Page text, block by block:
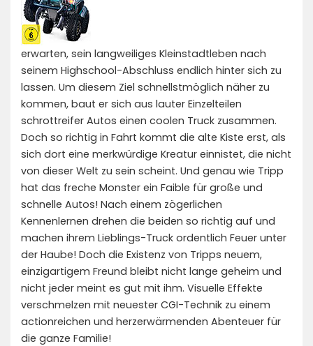
erwarten, sein langweiliges Kleinstadtleben nach
seinem Highschool-Abschluss endlich hinter sich zu
lassen. Um diesem Ziel schnellstmöglich näher zu
kommen, baut er sich aus lauter Einzelteilen
schrottreifer Autos einen coolen Truck zusammen.
Doch so richtig in Fahrt kommt die alte Kiste erst, als
sich dort eine merkwürdige Kreatur einnistet, die nicht
von dieser Welt zu sein scheint. Und genau wie Tripp
hat das freche Monster ein Faible für große und
schnelle Autos! Nach einem zögerlichen
Kennenlernen drehen die beiden so richtig auf und
machen ihrem Lieblings-Truck ordentlich Feuer unter
der Haube! Doch die Existenz von Tripps neuem,
einzigartigem Freund bleibt nicht lange geheim und
nicht jeder meint es gut mit ihm. Visuelle Effekte
verschmelzen mit neuester CGI-Technik zu einem
actionreichen und herzerwärmenden Abenteuer für
die ganze Familie!